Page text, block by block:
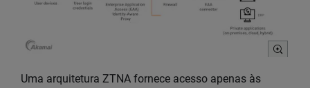
Uma arquitetura ZTNA fornece acesso apenas às